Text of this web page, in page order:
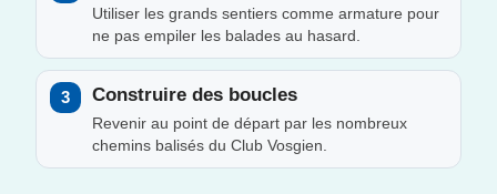
Utiliser les grands sentiers comme armature pour
ne pas empiler les balades au hasard.
3 Construire des boucles
Revenir au point de départ par les nombreux
chemins balisés du Club Vosgien.